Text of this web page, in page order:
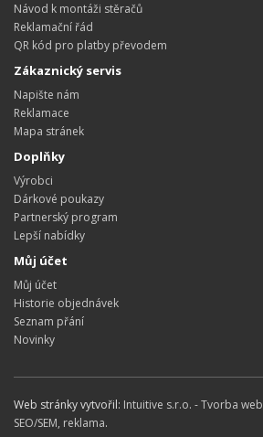
Návod k montáži stěračů
Reklamační řád
QR kód pro platby převodem
Zákaznický servis
Napište nám
Reklamace
Mapa stránek
Doplňky
Výrobci
Dárkové poukazy
Partnerský program
Lepší nabídky
Můj účet
Můj účet
Historie objednávek
Seznam přání
Novinky
Web stránky vytvořil: Intuitive s.r.o. - Tvorba
SEO/SEM, reklama.